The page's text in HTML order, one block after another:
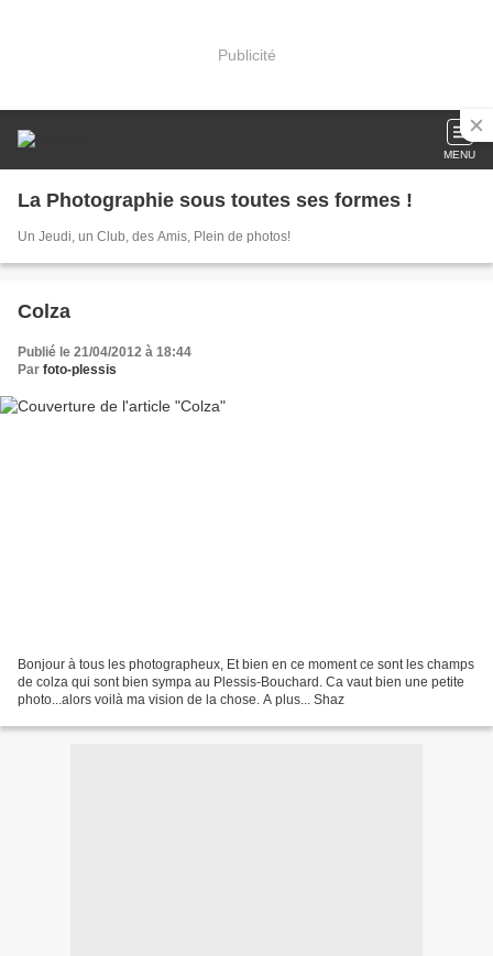
Publicité
MENU
La Photographie sous toutes ses formes !
Un Jeudi, un Club, des Amis, Plein de photos!
Colza
Publié le 21/04/2012 à 18:44
Par foto-plessis
Bonjour à tous les photographeux, Et bien en ce moment ce sont les champs
de colza qui sont bien sympa au Plessis-Bouchard. Ca vaut bien une petite
photo...alors voilà ma vision de la chose. A plus... Shaz